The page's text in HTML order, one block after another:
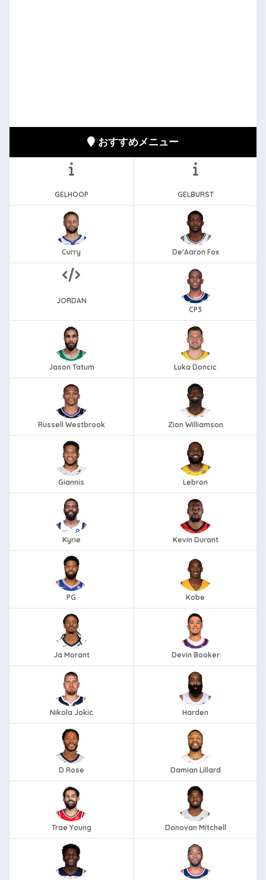
おすすめメニュー
GELHOOP GELBURST
Curry De'Aaron Fox
JORDAN
CP3
Jason Tatum Luka Doncic
Russell Westbrook Zion Williamson
Giannis Lebron
Kyrie Kevin Durant
PG Kobe
Ja Morant Devin Booker
Nikola Jokic Harden
D Rose Damian Lillard
Trae Young Donovan Mitchell